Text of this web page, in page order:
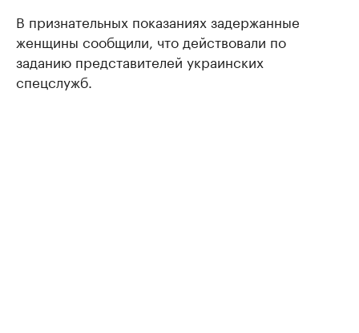
В признательных показаниях задержанные
женщины сообщили, что действовали по
заданию представителей украинских
спецслужб.